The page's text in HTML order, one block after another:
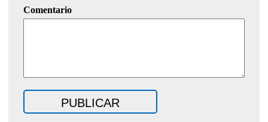
Comentario